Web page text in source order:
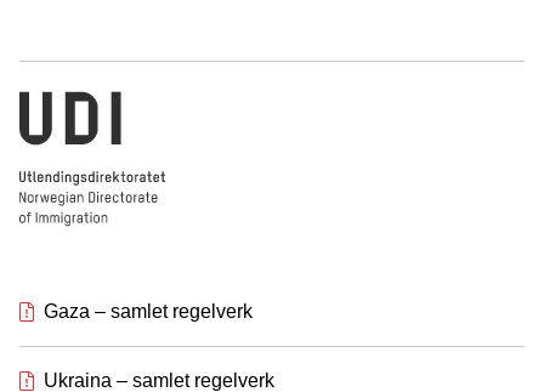
Utlendingsdirektoratet
Gaza – samlet regelverk
Ukraina – samlet regelverk